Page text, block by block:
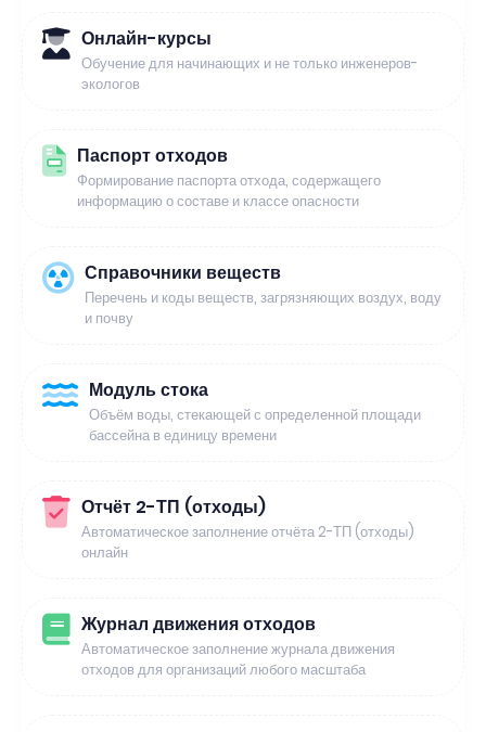
Онлайн-курсы
Обучение для начинающих и не только инженеров-
экологов
Паспорт отходов
Формирование паспорта отхода, содержащего
информацию о составе и классе опасности
Справочники веществ
Перечень и коды веществ, загрязняющих воздух, воду
и почву
Модуль стока
Объём воды, стекающей с определенной площади
бассейна в единицу времени
Отчёт 2-ТП (отходы)
Автоматическое заполнение отчёта 2-ТП (отходы)
онлайн
Журнал движения отходов
Автоматическое заполнение журнала движения
отходов для организаций любого масштаба